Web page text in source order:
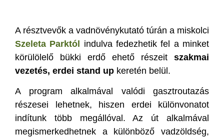
A résztvevők a vadnövénykutató túrán a miskolci
Szeleta Parktól
indulva fedezhetik fel a minket
körülölelő bükki erdő ehető részeit szakmai
vezetés, erdei stand up keretén belül.
A program alkalmával valódi gasztroutazás
részesei lehetnek, hiszen erdei különvonatot
indítunk több megállóval. Az út alkalmával
megismerkedhetnek a különböző vadzöldség,